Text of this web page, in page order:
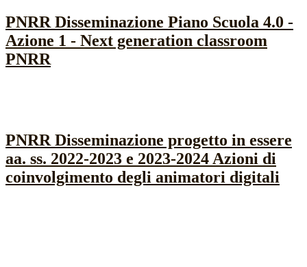
PNRR Disseminazione Piano Scuola 4.0 -
Azione 1 - Next generation classroom
PNRR
PNRR Disseminazione progetto in essere
aa. ss. 2022-2023 e 2023-2024 Azioni di
coinvolgimento degli animatori digitali